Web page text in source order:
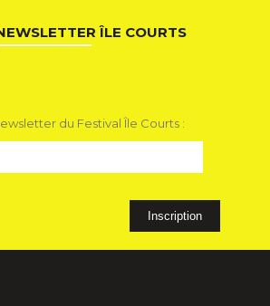
ÎLE COURTS
du Festival Île Courts :